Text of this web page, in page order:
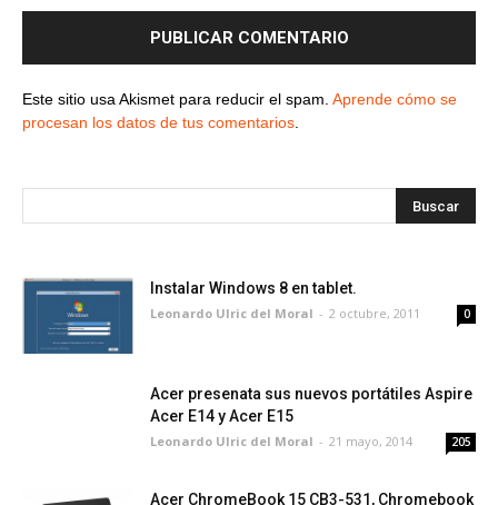
Este sitio usa Akismet para reducir el spam. Aprende cómo se
procesan los datos de tus comentarios
Instalar Windows 8 en tablet.
Leonardo Ulric del Moral - 2 octubre, 2011 0
Acer presenata sus nuevos portátiles Aspire
Acer E14 y Acer E15
Leonardo Ulric del Moral - 21 mayo, 2014 205
Acer ChromeBook 15 CB3-531, Chromebook